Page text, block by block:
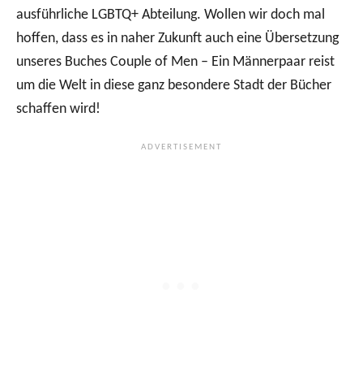
ausführliche LGBTQ+ Abteilung. Wollen wir doch mal
hoffen, dass es in naher Zukunft auch eine Übersetzung
unseres Buches Couple of Men – Ein Männerpaar reist
um die Welt in diese ganz besondere Stadt der Bücher
schaffen wird!